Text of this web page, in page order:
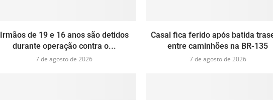
Irmãos de 19 e 16 anos são detidos
durante operação contra o...
7 de agosto de 2026
Casal fica ferido após batida
entre caminhões na BR-135
7 de agosto de 2026